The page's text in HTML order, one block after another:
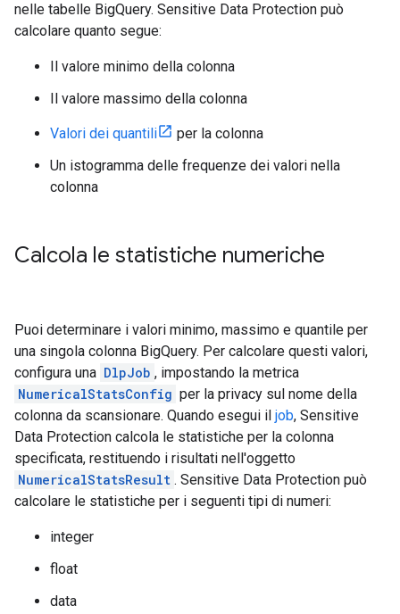
nelle tabelle BigQuery. Sensitive Data Protection può
calcolare quanto segue:
Il valore minimo della colonna
Il valore massimo della colonna
Valori dei quantili
per la colonna
Un istogramma delle frequenze dei valori nella
colonna
Calcola le statistiche numeriche
Puoi determinare i valori minimo, massimo e quantile per
una singola colonna BigQuery. Per calcolare questi valori,
configura una DlpJob , impostando la metrica
NumericalStatsConfig per la privacy sul nome della
colonna da scansionare. Quando esegui il job, Sensitive
Data Protection calcola le statistiche per la colonna
specificata, restituendo i risultati nell'oggetto
NumericalStatsResult . Sensitive Data Protection può
calcolare le statistiche per i seguenti tipi di numeri:
integer
float
data